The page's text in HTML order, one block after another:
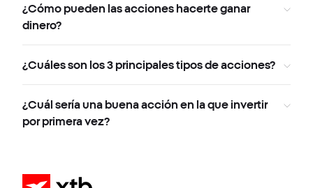
¿Cómo pueden las acciones hacerte ganar
dinero?
¿Cuáles son los 3 principales tipos de acciones?
¿Cuál sería una buena acción en la que invertir
por primera vez?